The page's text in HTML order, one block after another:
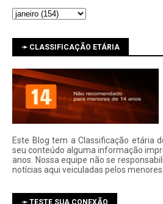
➛ CLASSIFICAÇÃO ETÁRIA
Este Blog tem a Classificação etária
seu conteúdo alguma informação
anos. Nossa equipe não se
notí­cias aqui veiculadas pelos menores.
➛ TESTE SUA CONEXÃO